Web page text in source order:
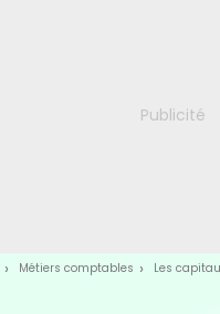
Métiers comptables Les